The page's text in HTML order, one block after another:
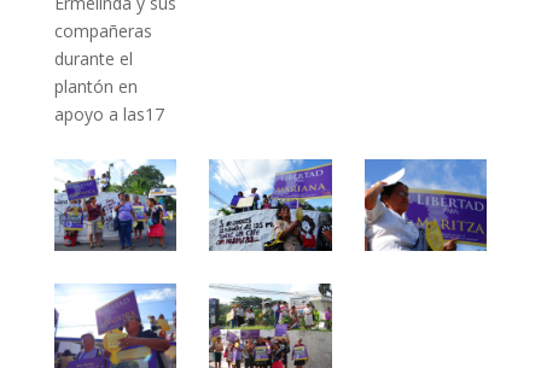
compañeras
durante el
plantón en
apoyo a las17